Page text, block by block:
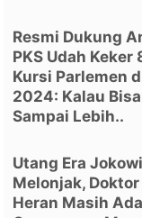
Resmi Dukung
PKS Udah Keker
Kursi Parlemen
2024: Kalau Bisa
Sampai Lebih..
Utang Era Jokowi
Melonjak,
Heran Masih Ada